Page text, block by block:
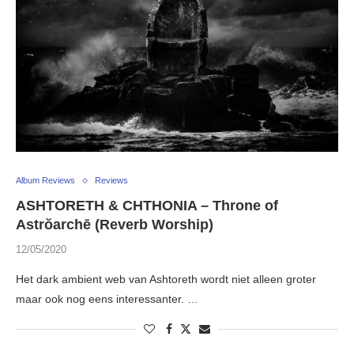
Album Reviews Reviews
ASHTORETH & CHTHONIA – Throne of
Astrŏarchē (Reverb Worship)
12/05/2020
Het dark ambient web van Ashtoreth wordt niet alleen groter
maar ook nog eens interessanter. …